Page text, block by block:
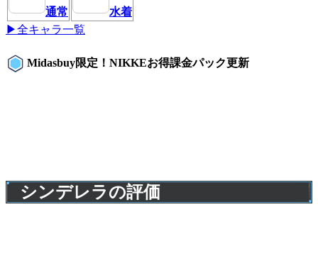
通常
水着
▶全キャラ一覧
Midasbuy限定！NIKKEお得課金パック更新
シンデレラの評価